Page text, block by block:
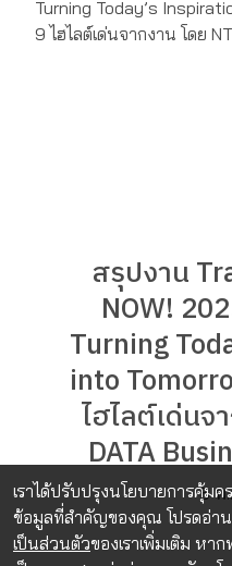
สรุปงาน
NOW!
Turning
into
ไฮไลต์เด่นจ
DATA
6 พ
เราได้ปรับปรุงนโยบายการคุ้ม
ข้อมูลที่สำคัญของคุณ โปรดอ่าน
เป็นส่วนตัวของเราเพิ่มเติม หา